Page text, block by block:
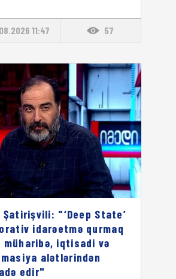
11:47 57
Şatirişvili: "‘Deep State’
idarəetmə qurmaq
müharibə, iqtisadi və
alətlərindən
edir"